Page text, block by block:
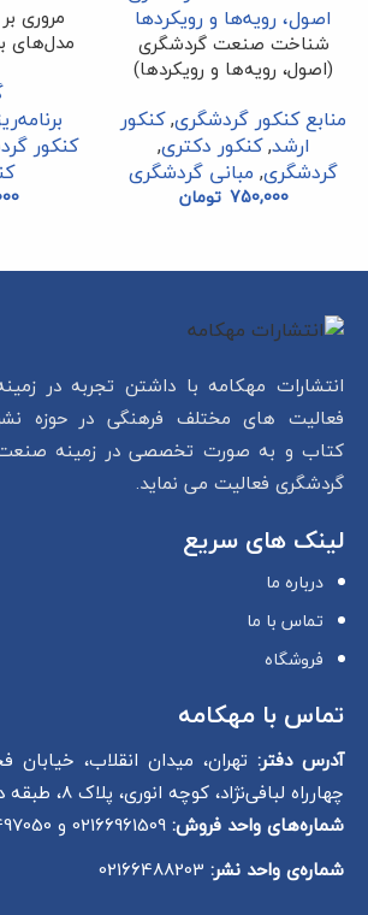
شناخت صنعت گردشگری
(اصول، رویه‌ها و رویکردها)
منابع کنکور گردشگری,کنکور
ارشد,کنکور دکتری,
گردشگری, مبانی گردشگری
750,000 تومان
مروری
مدل‌های
کنکور
انتشارات مهکامه با داشتن تجربه در
فعالیت های مختلف فرهنگی در حوزه
کتاب و به صورت تخصصی در زمینه
گردشگری فعالیت می نماید.
لینک های سریع
درباره ما
تماس با ما
فروشگاه
تماس با مهکامه
آدرس دفتر: تهران، میدان انقلاب، خیابان
چهارراه لبافی‌نژاد، کوچه انوری، پلاک 8، طبقه دوم
شماره‌های واحد فروش:02166961509 و 02166497050
شماره‌‌ی واحد نشر: